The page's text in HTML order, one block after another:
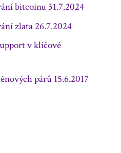
bitcoinu 31.7.2024
zlata 26.7.2024
v klíčové
párů 15.6.2017